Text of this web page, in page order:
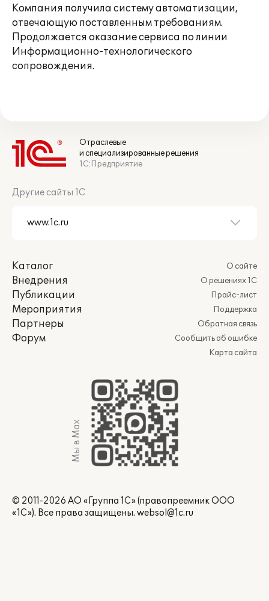
Компания получила систему автоматизации,
отвечающую поставленным требованиям.
Продолжается оказание сервиса по линии
Информационно-технологического
сопровождения.
Отраслевые
и специализированные решения
1С:Предприятие
Другие сайты 1С
Каталог
Внедрения
Публикации
Мероприятия
Партнеры
Форум
О сайте
О решениях 1С
Прайс-лист
Поддержка
Обратная связь
Сообщить об ошибке
Карта сайта
Мы в Max
© 2011-2026 АО «Группа 1С» (правопреемник ООО
«1С»). Все права защищены. websol@1c.ru